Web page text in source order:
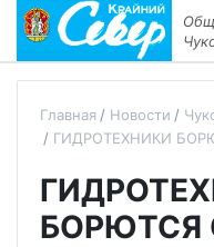
Главная Новости
ГИДРОТЕХНИКИ
БОРЮТСЯ